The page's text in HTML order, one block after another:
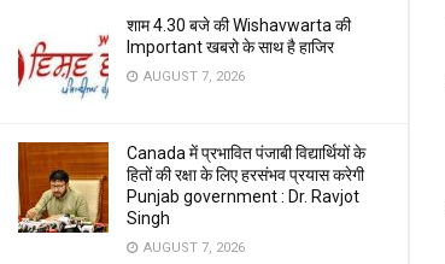
शाम 4.30 बजे की Wishavwarta की
Important खबरो के साथ है हाजिर
AUGUST 7, 2026
Canada में प्रभावित पंजाबी विद्यार्थियों के
हितों की रक्षा के लिए हरसंभव प्रयास करेगी
Punjab government : Dr. Ravjot
Singh
AUGUST 7, 2026